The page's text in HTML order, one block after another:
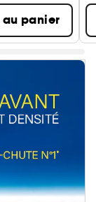
panier